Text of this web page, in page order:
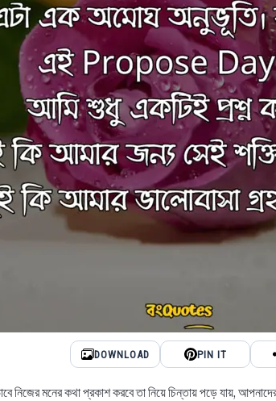
DOWNLOAD PIN IT
নিজের মনের কথা প্রকাশ করবে তা নিয়ে চিন্তায় পড়ে যায়,